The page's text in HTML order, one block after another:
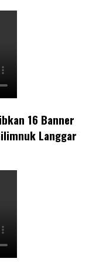
16 Banner
Langgar